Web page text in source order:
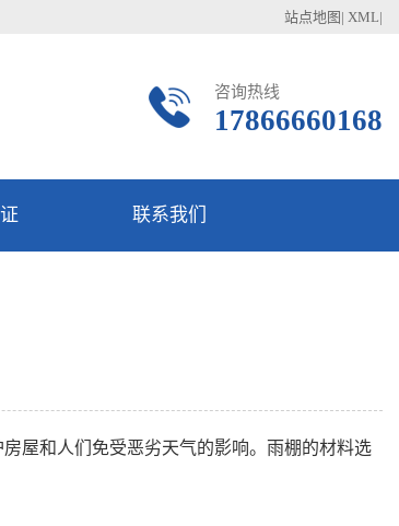
站点地图 | XML|
咨询热线
17866660168
联系我们
屋和人们免受恶劣天气的影响。雨棚的材料选